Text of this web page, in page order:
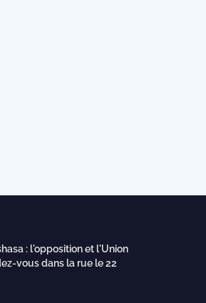
: l'opposition et l'Union
vous dans la rue le 22